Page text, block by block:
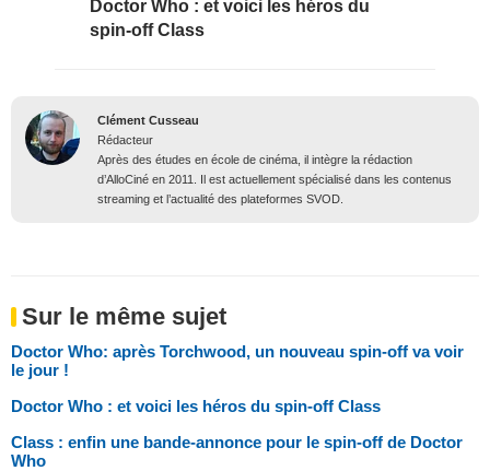
Doctor Who : et voici les héros du
spin-off Class
Clément Cusseau
Rédacteur
Après des études en école de cinéma, il intègre la rédaction
d’AlloCiné en 2011. Il est actuellement spécialisé dans les contenus
streaming et l’actualité des plateformes SVOD.
Sur le même sujet
Doctor Who: après Torchwood, un nouveau spin-off va voir
le jour !
Doctor Who : et voici les héros du spin-off Class
Class : enfin une bande-annonce pour le spin-off de Doctor
Who